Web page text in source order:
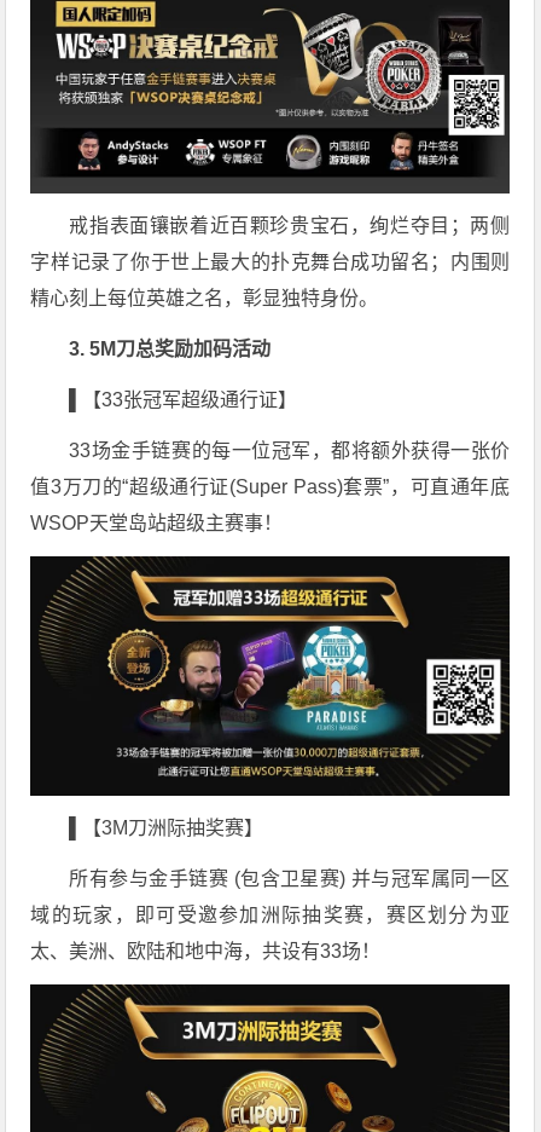
戒指表面镶嵌着近百颗珍贵宝石，绚烂夺目；两侧
字样记录了你于世上最大的扑克舞台成功留名；内围则
精心刻上每位英雄之名，彰显独特身份。
3. 5M刀总奖励加码活动
▌【33张冠军超级通行证】
33场金手链赛的每一位冠军，都将额外获得一张价
值3万刀的“超级通行证(Super Pass)套票”，可直通年底
WSOP天堂岛站超级主赛事！
▌【3M刀洲际抽奖赛】
所有参与金手链赛 (包含卫星赛) 并与冠军属同一区
域的玩家，即可受邀参加洲际抽奖赛，赛区划分为亚
太、美洲、欧陆和地中海，共设有33场！